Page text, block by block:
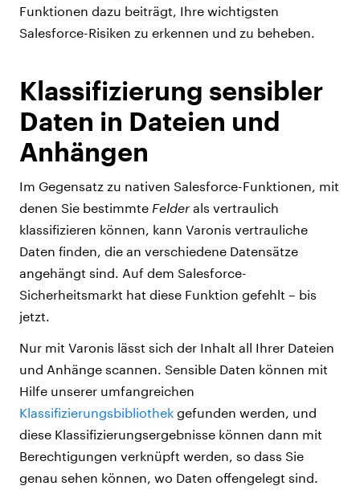
Funktionen dazu beiträgt, Ihre wichtigsten
Salesforce-Risiken zu erkennen und zu beheben.
Klassifizierung sensibler
Daten in Dateien und
Anhängen
Im Gegensatz zu nativen Salesforce-Funktionen, mit
denen Sie bestimmte Felder als vertraulich
klassifizieren können, kann Varonis vertrauliche
Daten finden, die an verschiedene Datensätze
angehängt sind. Auf dem Salesforce-
Sicherheitsmarkt hat diese Funktion gefehlt – bis
jetzt.
Nur mit Varonis lässt sich der Inhalt all Ihrer Dateien
und Anhänge scannen. Sensible Daten können mit
Hilfe unserer umfangreichen
Klassifizierungsbibliothek gefunden werden, und
diese Klassifizierungsergebnisse können dann mit
Berechtigungen verknüpft werden, so dass Sie
genau sehen können, wo Daten offengelegt sind.